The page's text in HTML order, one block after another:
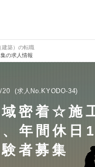
建築）の転職
の求人情報
20 求人No.KYODO-34
域密着☆
年間休日
者募集